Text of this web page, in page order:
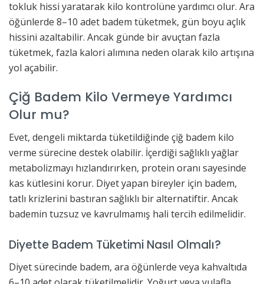
tokluk hissi yaratarak kilo kontrolüne yardımcı olur. Ara
öğünlerde 8–10 adet badem tüketmek, gün boyu açlık
hissini azaltabilir. Ancak günde bir avuçtan fazla
tüketmek, fazla kalori alımına neden olarak kilo artışına
yol açabilir.
Çiğ Badem Kilo Vermeye Yardımcı
Olur mu?
Evet, dengeli miktarda tüketildiğinde çiğ badem kilo
verme sürecine destek olabilir. İçerdiği sağlıklı yağlar
metabolizmayı hızlandırırken, protein oranı sayesinde
kas kütlesini korur. Diyet yapan bireyler için badem,
tatlı krizlerini bastıran sağlıklı bir alternatiftir. Ancak
bademin tuzsuz ve kavrulmamış hali tercih edilmelidir.
Diyette Badem Tüketimi Nasıl Olmalı?
Diyet sürecinde badem, ara öğünlerde veya kahvaltıda